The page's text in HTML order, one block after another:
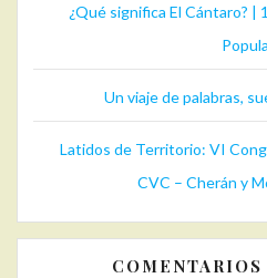
¿Qué significa El Cántaro? |
Un viaje de palabras,
Latidos de Territorio: VI
CVC – Cherán y